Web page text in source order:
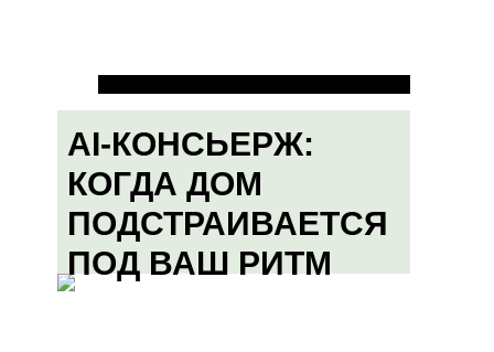
AI-КОНСЬЕРЖ:
КОГДА ДОМ
ПОДСТРАИВАЕТСЯ
ПОД ВАШ РИТМ